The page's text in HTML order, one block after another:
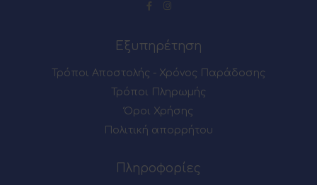
Εξυπηρέτηση
Τρόποι Αποστολής - Χρόνος Παράδοσης
Τρόποι Πληρωμής
Όροι Χρήσης
Πολιτική απορρήτου
Πληροφορίες